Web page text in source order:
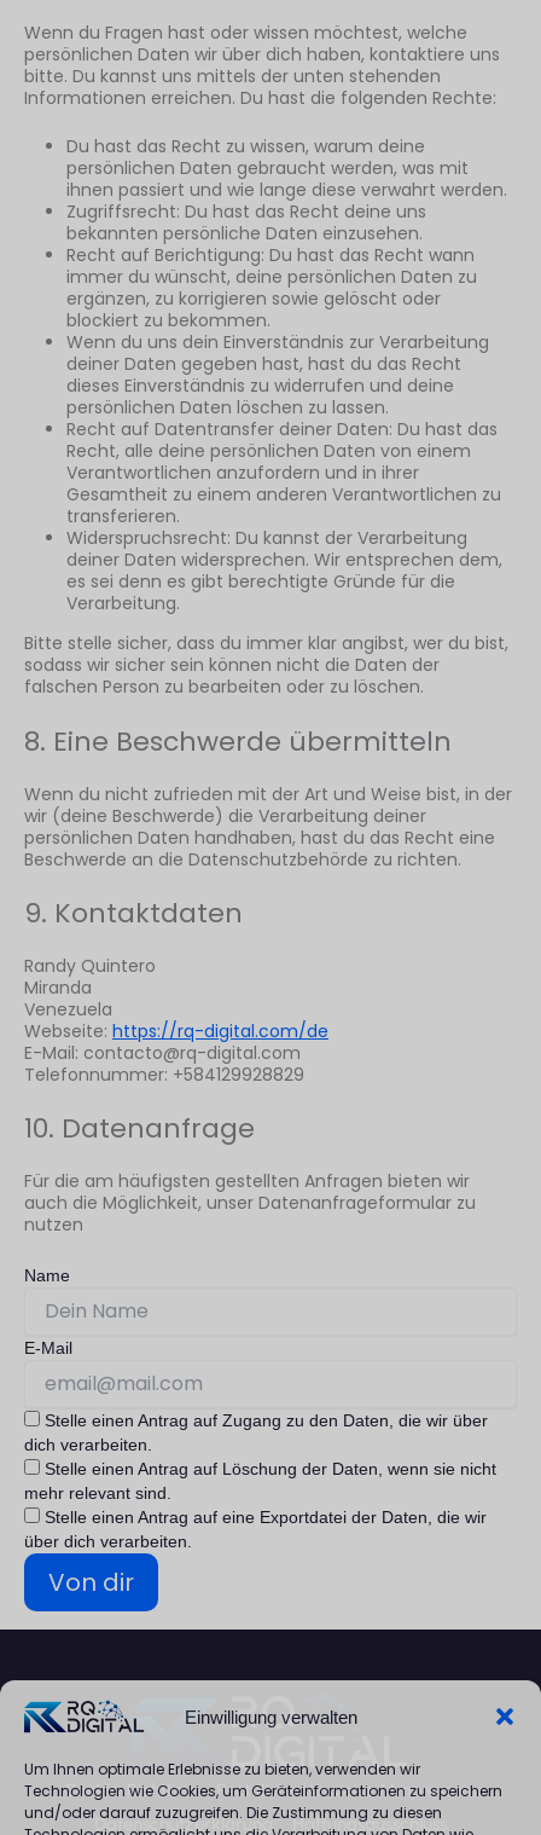
Einwilligung verwalten
Um Ihnen optimale Erlebnisse zu bieten, verwenden wir
Technologien wie Cookies, um Geräteinformationen zu speichern
und/oder darauf zuzugreifen. Die Zustimmung zu diesen
Wenn du Fragen hast oder wissen möchtest, welche
persönlichen Daten wir über dich haben, kontaktiere uns
bitte. Du kannst uns mittels der unten stehenden
Informationen erreichen. Du hast die folgenden Rechte:
Du hast das Recht zu wissen, warum deine
persönlichen Daten gebraucht werden, was mit
ihnen passiert und wie lange diese verwahrt werden.
Zugriffsrecht: Du hast das Recht deine uns
bekannten persönliche Daten einzusehen.
Recht auf Berichtigung: Du hast das Recht wann
immer du wünscht, deine persönlichen Daten zu
ergänzen, zu korrigieren sowie gelöscht oder
blockiert zu bekommen.
Wenn du uns dein Einverständnis zur Verarbeitung
deiner Daten gegeben hast, hast du das Recht
dieses Einverständnis zu widerrufen und deine
persönlichen Daten löschen zu lassen.
Recht auf Datentransfer deiner Daten: Du hast das
Recht, alle deine persönlichen Daten von einem
Verantwortlichen anzufordern und in ihrer
Gesamtheit zu einem anderen Verantwortlichen zu
transferieren.
Widerspruchsrecht: Du kannst der Verarbeitung
deiner Daten widersprechen. Wir entsprechen dem,
es sei denn es gibt berechtigte Gründe für die
Verarbeitung.
Bitte stelle sicher, dass du immer klar angibst, wer du bist,
sodass wir sicher sein können nicht die Daten der
falschen Person zu bearbeiten oder zu löschen.
8. Eine Beschwerde übermitteln
Wenn du nicht zufrieden mit der Art und Weise bist, in der
wir (deine Beschwerde) die Verarbeitung deiner
persönlichen Daten handhaben, hast du das Recht eine
Beschwerde an die Datenschutzbehörde zu richten.
9. Kontaktdaten
Randy Quintero
Miranda
Venezuela
Webseite: https://rq-digital.com/de
E-Mail: contacto@rq-digital.com
Telefonnummer: +584129928829
10. Datenanfrage
Für die am häufigsten gestellten Anfragen bieten wir
auch die Möglichkeit, unser Datenanfrageformular zu
nutzen
Name
E-Mail
Stelle einen Antrag auf Zugang zu den Daten, die wir über
dich verarbeiten.
Stelle einen Antrag auf Löschung der Daten, wenn sie nicht
mehr relevant sind.
Stelle einen Antrag auf eine Exportdatei der Daten, die wir
über dich verarbeiten.
Cookie-Richtlinie
Rechtliche Hinweise / Impressum
Datenschutzerklärung
Haftungsausschluss